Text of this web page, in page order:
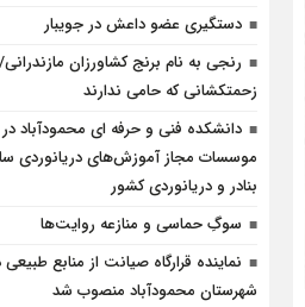
دستگیری عضو داعش در جویبار
رنجی به نام برنج کشاورزان مازندرانی/
زحمتکشانی که حامی ندارند
دانشکده فنی و حرفه ای محمودآباد
موسسات مجاز آموزش‌های دریانوردی
بنادر و دریانوردی کشور
سوگِ حماسی و منازعه روایت‌ها
نماینده قرارگاه صیانت از منابع طبیعی
شهرستان محمودآباد منصوب شد